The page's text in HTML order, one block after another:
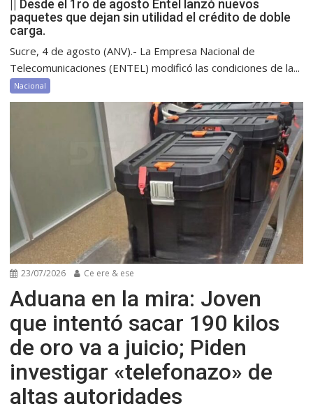
|| Desde el 1ro de agosto Entel lanzó nuevos
paquetes que dejan sin utilidad el crédito de doble
carga.
Sucre, 4 de agosto (ANV).- La Empresa Nacional de
Telecomunicaciones (ENTEL) modificó las condiciones de la...
Nacional
23/07/2026 Ce ere & ese
Aduana en la mira: Joven
que intentó sacar 190 kilos
de oro va a juicio; Piden
investigar «telefonazo» de
altas autoridades